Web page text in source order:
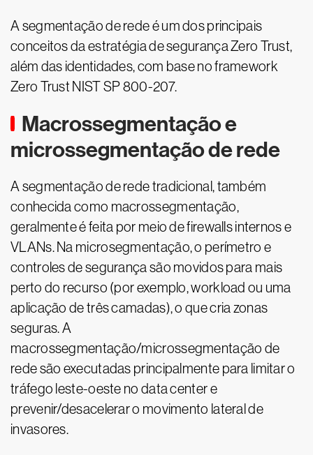
A segmentação de rede é um dos principais
conceitos da estratégia de segurança Zero Trust,
além das identidades, com base no framework
Zero Trust NIST SP 800-207.
Macrossegmentação e
microssegmentação de rede
A segmentação de rede tradicional, também
conhecida como macrossegmentação,
geralmente é feita por meio de firewalls internos e
VLANs. Na microsegmentação, o perímetro e
controles de segurança são movidos para mais
perto do recurso (por exemplo, workload ou uma
aplicação de três camadas), o que cria zonas
seguras. A
macrossegmentação/microssegmentação de
rede são executadas principalmente para limitar o
tráfego leste-oeste no data center e
prevenir/desacelerar o movimento lateral de
invasores.